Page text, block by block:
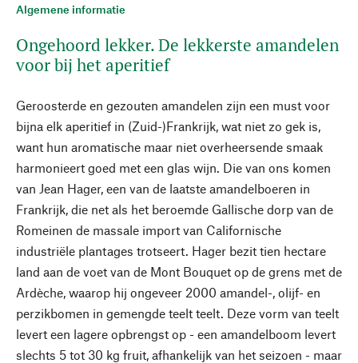
Algemene informatie
Ongehoord lekker. De lekkerste amandelen
voor bij het aperitief
Geroosterde en gezouten amandelen zijn een must voor
bijna elk aperitief in (Zuid-)Frankrijk, wat niet zo gek is,
want hun aromatische maar niet overheersende smaak
harmonieert goed met een glas wijn. Die van ons komen
van Jean Hager, een van de laatste amandelboeren in
Frankrijk, die net als het beroemde Gallische dorp van de
Romeinen de massale import van Californische
industriële plantages trotseert. Hager bezit tien hectare
land aan de voet van de Mont Bouquet op de grens met de
Ardèche, waarop hij ongeveer 2000 amandel-, olijf- en
perzikbomen in gemengde teelt teelt. Deze vorm van teelt
levert een lagere opbrengst op - een amandelboom levert
slechts 5 tot 30 kg fruit, afhankelijk van het seizoen - maar